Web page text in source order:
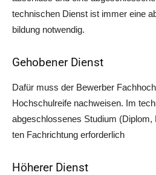
tech­ni­schen Dienst ist immer eine
bil­dung notwendig.
Gehobener Dienst
Dafür muss der Bewer­ber
Hoch­schul­rei­fe nach­wei­sen. Im
abge­schlos­se­nes Stu­di­um
ten Fach­rich­tung erforderlich
Höherer Dienst